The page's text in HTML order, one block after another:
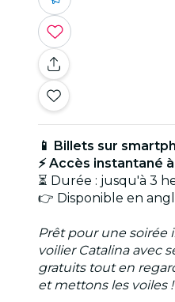
📱 Billets sur
⚡ Accès instantané
⏳ Durée : jusqu'à 3
👉 Disponible en
Prêt pour une soirée
voilier Catalina avec
gratuits tout en
et mettons les voiles